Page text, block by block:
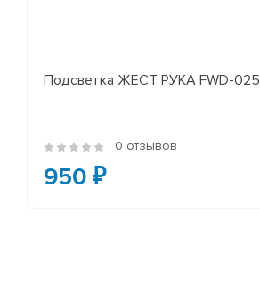
Подсветка ЖЕСТ РУКА FWD-025
0 отзывов
950 ₽